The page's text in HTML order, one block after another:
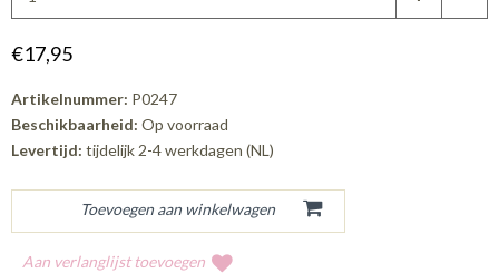
€17,95
Artikelnummer: P0247
Beschikbaarheid: Op voorraad
Levertijd: tijdelijk 2-4 werkdagen (NL)
Aan verlanglijst toevoegen